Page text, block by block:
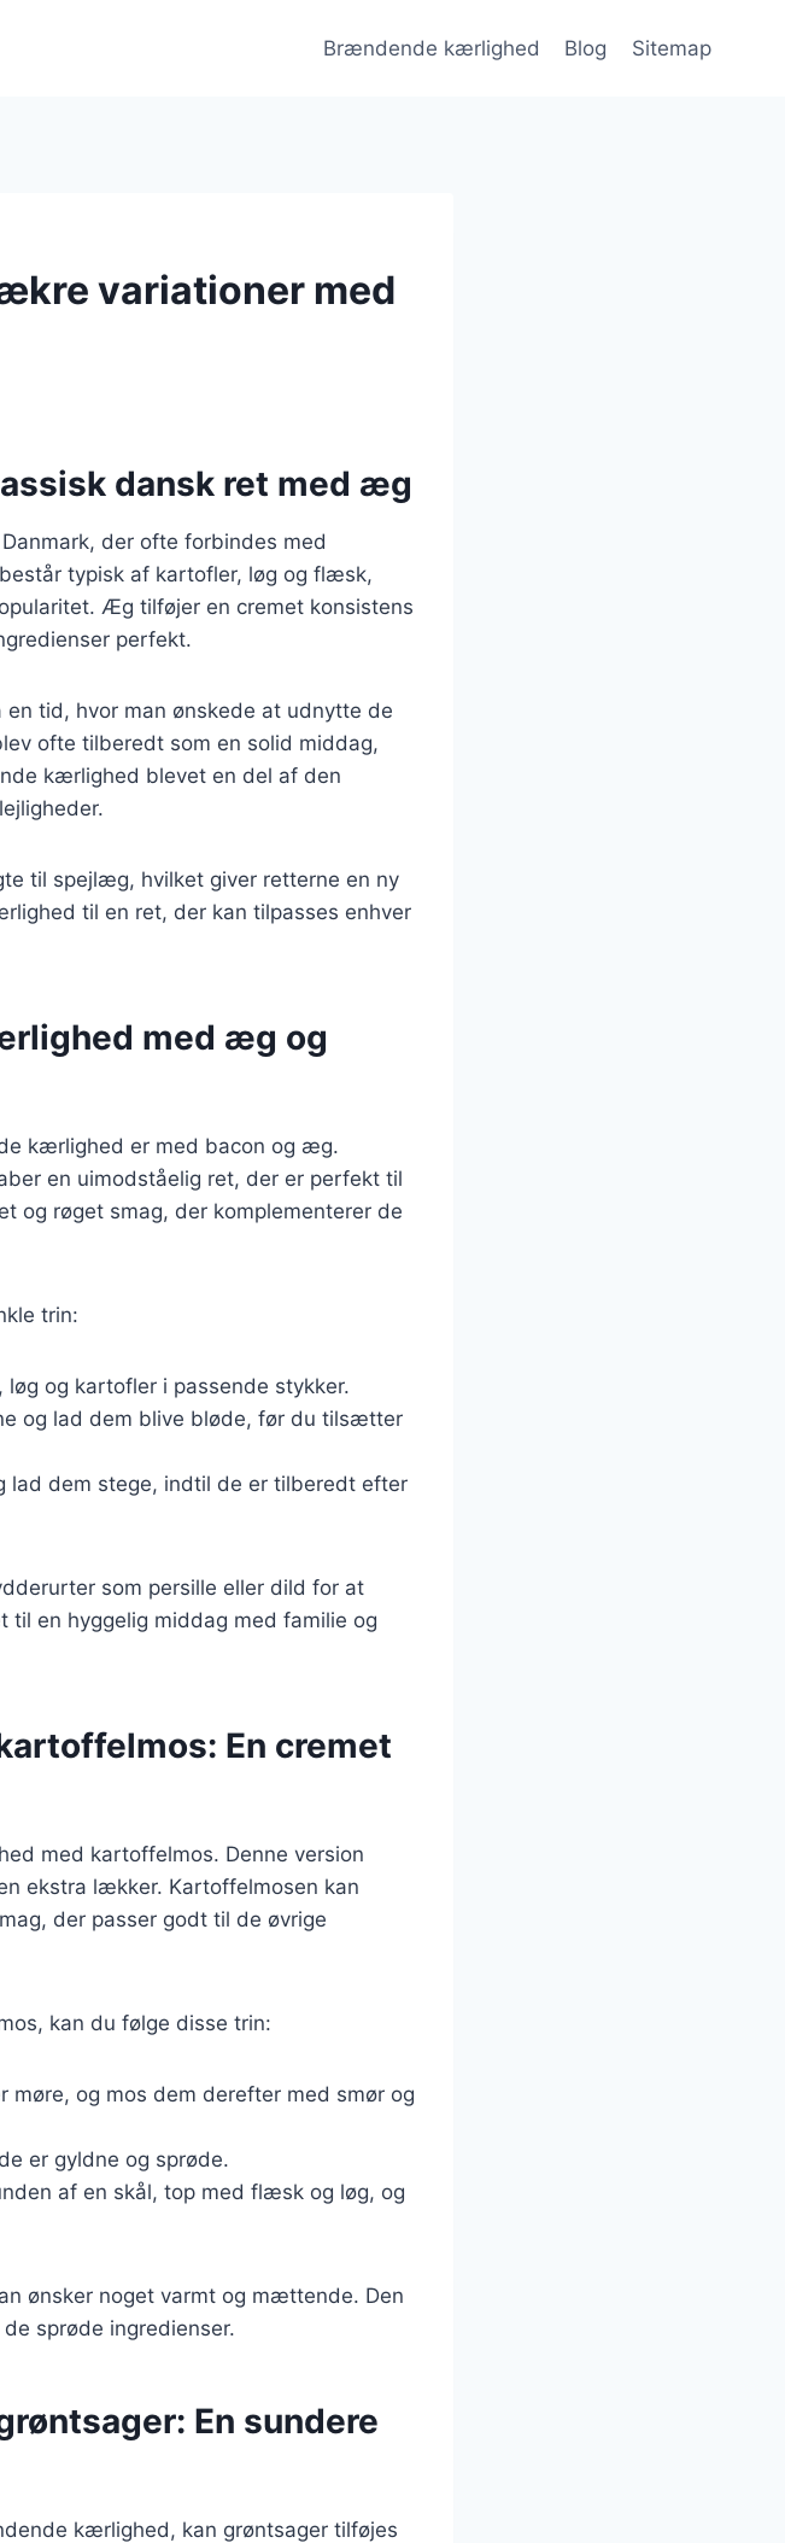
Brændende kærlighed Blog Sitemap
variationer med
dansk ret med æg
der ofte forbindes med
typisk af kartofler, løg og flæsk,
Æg tilføjer en cremet konsistens
perfekt.
tid, hvor man ønskede at udnytte de
ofte tilberedt som en solid middag,
kærlighed blevet en del af den
til spejlæg, hvilket giver retterne en ny
til en ret, der kan tilpasses enhver
med æg og
kærlighed er med bacon og æg.
en uimodståelig ret, der er perfekt til
og røget smag, der komplementerer de
trin:
og kartofler i passende stykker.
og lad dem blive bløde, før du tilsætter
lad dem stege, indtil de er tilberedt efter
som persille eller dild for at
til en hyggelig middag med familie og
En cremet
med kartoffelmos. Denne version
ekstra lækker. Kartoffelmosen kan
der passer godt til de øvrige
kan du følge disse trin:
møre, og mos dem derefter med smør og
er gyldne og sprøde.
af en skål, top med flæsk og løg, og
ønsker noget varmt og mættende. Den
sprøde ingredienser.
En sundere
kærlighed, kan grøntsager tilføjes